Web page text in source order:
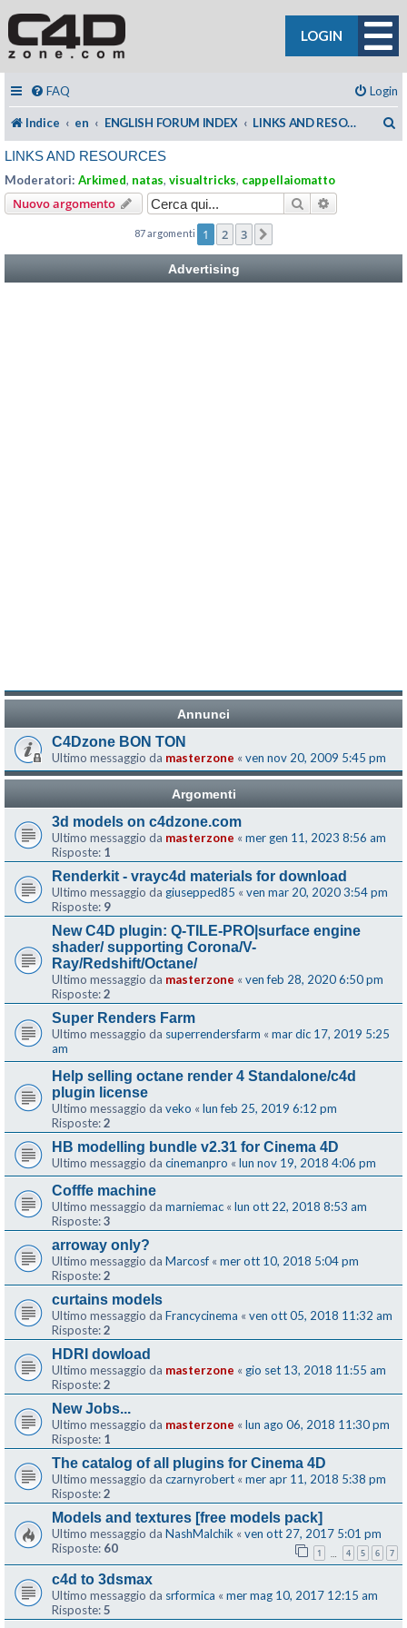
LOGIN
FAQ Login
Indice en ENGLISH FORUM INDEX LINKS AND RESOURCES
LINKS AND RESOURCES
Moderatori: Arkimed, natas, visualtricks, cappellaiomatto
Nuovo argomento Cerca
87 argomenti 1 2 3
Advertising
Annunci
C4Dzone BON TON
Ultimo messaggio da masterzone « ven nov 20, 2009 5:45 pm
Argomenti
3d models on c4dzone.com
Ultimo messaggio da masterzone « mer gen 11, 2023 8:56 am
Risposte: 1
Renderkit - vrayc4d materials for download
Ultimo messaggio da giusepped85 « ven mar 20, 2020 3:54 pm
Risposte: 9
New C4D plugin: Q-TILE-PRO|surface engine
shader/ supporting Corona/V-
Ray/Redshift/Octane/
Ultimo messaggio da masterzone « ven feb 28, 2020 6:50 pm
Risposte:2
Super Renders Farm
Ultimo messaggio da superrendersfarm « mar dic 17, 2019 5:25
am
Help selling octane render 4 Standalone/c4d
plugin license
Ultimo messaggio da veko « lun feb 25, 2019 6:12 pm
Risposte:2
HB modelling bundle v2.31 for Cinema 4D
Ultimo messaggio da cinemanpro « lun nov 19, 2018 4:06 pm
Cofffe machine
Ultimo messaggio da marniemac « lun ott 22, 2018 8:53 am
Risposte:3
arroway only?
Ultimo messaggio da Marcosf « mer ott 10, 2018 5:04 pm
Risposte:2
curtains models
Ultimo messaggio da Francycinema « ven ott 05, 2018 11:32 am
Risposte:2
HDRI dowload
Ultimo messaggio da masterzone « gio set 13, 2018 11:55 am
Risposte:2
New Jobs...
Ultimo messaggio da masterzone « lun ago 06, 2018 11:30 pm
Risposte: 1
The catalog of all plugins for Cinema 4D
Ultimo messaggio da czarnyrobert « mer apr 11, 2018 5:38 pm
Risposte:2
Models and textures [free models pack]
Ultimo messaggio da NashMalchik « ven ott 27, 2017 5:01 pm
Risposte: 60 1 4 5 6 7
c4d to 3dsmax
Ultimo messaggio da srformica « mer mag 10, 2017 12:15 am
Risposte:5